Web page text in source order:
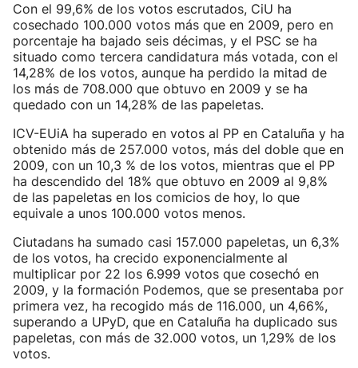
Con el 99,6% de los votos escrutados, CiU ha
cosechado 100.000 votos más que en 2009, pero en
porcentaje ha bajado seis décimas, y el PSC se ha
situado como tercera candidatura más votada, con el
14,28% de los votos, aunque ha perdido la mitad de
los más de 708.000 que obtuvo en 2009 y se ha
quedado con un 14,28% de las papeletas.
ICV-EUiA ha superado en votos al PP en Cataluña y ha
obtenido más de 257.000 votos, más del doble que en
2009, con un 10,3 % de los votos, mientras que el PP
ha descendido del 18% que obtuvo en 2009 al 9,8%
de las papeletas en los comicios de hoy, lo que
equivale a unos 100.000 votos menos.
Ciutadans ha sumado casi 157.000 papeletas, un 6,3%
de los votos, ha crecido exponencialmente al
multiplicar por 22 los 6.999 votos que cosechó en
2009, y la formación Podemos, que se presentaba por
primera vez, ha recogido más de 116.000, un 4,66%,
superando a UPyD, que en Cataluña ha duplicado sus
papeletas, con más de 32.000 votos, un 1,29% de los
votos.